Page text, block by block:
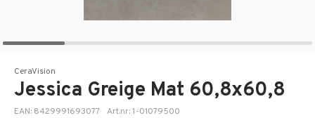
CeraVision
Jessica Greige Mat 60,8x60,8
EAN: 8429991693077 Art.nr: 1-01079500